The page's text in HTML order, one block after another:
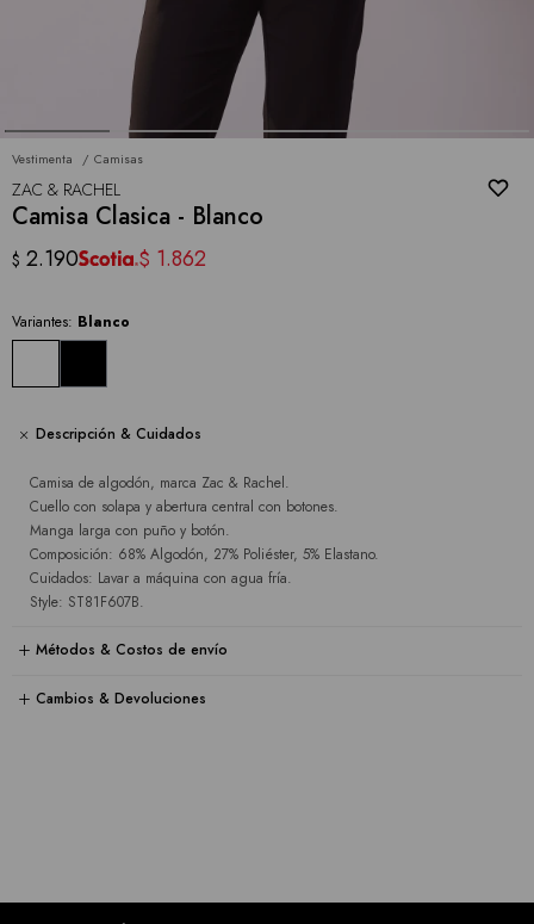
Vestimenta Camisas
ZAC & RACHEL
Camisa Clasica - Blanco
$ 2.190 $ 1.862
Variantes: Blanco
Descripción & Cuidados
Camisa de algodón, marca Zac & Rachel.
Cuello con solapa y abertura central con botones.
Manga larga con puño y botón.
Composición: 68% Algodón, 27% Poliéster, 5% Elastano.
Cuidados: Lavar a máquina con agua fría.
Style: ST81F607B.
Métodos & Costos de envío
Cambios & Devoluciones